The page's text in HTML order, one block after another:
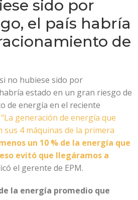
sido por
el país habría
de
no hubiese sido por
estado en un gran riesgo de
de energía en el reciente
“La generación de energía que
4 máquinas de la primera
un 10 % de la energía que
evitó que llegáramos a
el gerente de EPM.
la energía promedio que